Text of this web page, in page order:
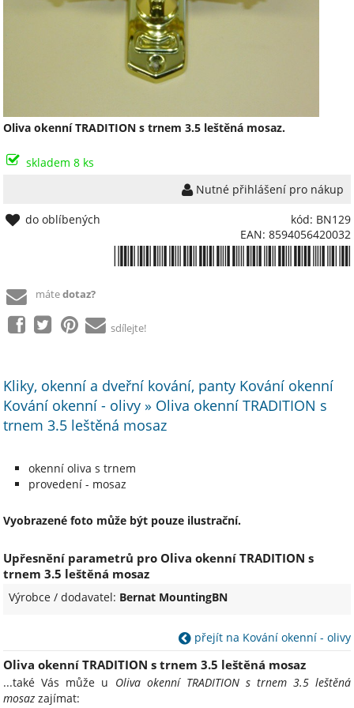
Oliva okenní TRADITION s trnem 3.5 leštěná mosaz.
skladem 8 ks
Nutné přihlášení pro nákup
kód: BN129
EAN: 8594056420032
do oblíbených
mátedotaz?
sdílejte!
Kliky, okenní a dveřní kování, panty Kování okenní
Kování okenní - olivy » Oliva okenní TRADITION s
trnem 3.5 leštěná mosaz
okenní oliva s trnem
provedení - mosaz
Vyobrazené foto může být pouze ilustrační.
Upřesnění parametrů pro Oliva okenní TRADITION s
trnem 3.5 leštěná mosaz
Výrobce / dodavatel: Bernat MountingBN
přejít na Kování okenní - olivy
Oliva okenní TRADITION s trnem 3.5 leštěná mosaz
...také Vás může u Oliva okenní TRADITION s trnem 3.5 leštěná
mosaz zajímat: